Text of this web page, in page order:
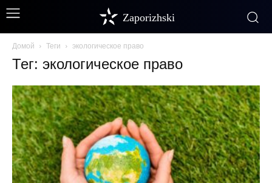
Zaporizhski
Домой Теги экологическое право
Тег: экологическое право